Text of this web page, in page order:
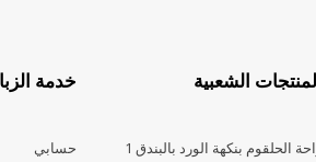
الشعبية
راحة الحلقوم بنكهة الورد بالبندق 1
خدمة
حسابي